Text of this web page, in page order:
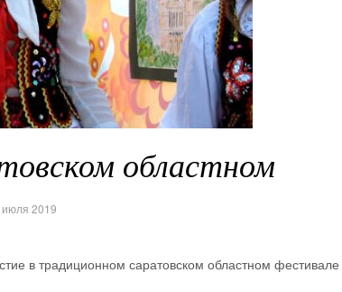
областном
2019
в традиционном саратовском областном фестивале